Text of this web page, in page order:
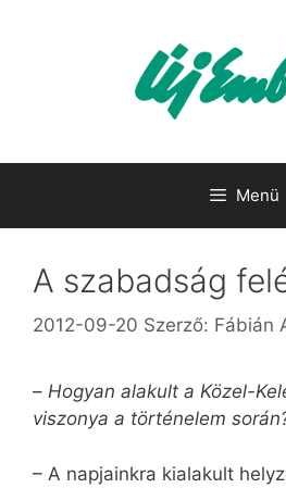
Menü
A szabadság
2012-09-20 Szerző: Fábián
– Hogyan alakult a Közel-
viszonya a történelem
– A napjainkra kialakult